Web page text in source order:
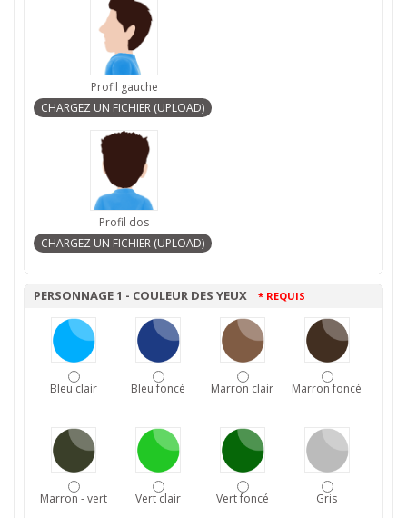
Profil gauche
Profil dos
PERSONNAGE 1 - COULEUR DES YEUX * REQUIS
Bleu clair Bleu foncé Marron clair Marron foncé
Marron - vert Vert clair Vert foncé Gris